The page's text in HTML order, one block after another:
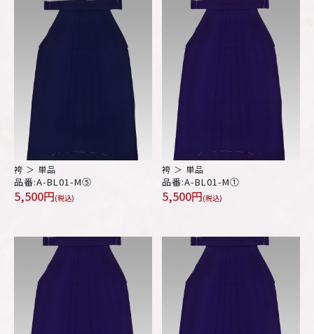
袴 ＞ 単品
品番:A-BL01-M⑤
5,500円(税込)
袴 ＞ 単品
品番:A-BL01-M①
5,500円(税込)